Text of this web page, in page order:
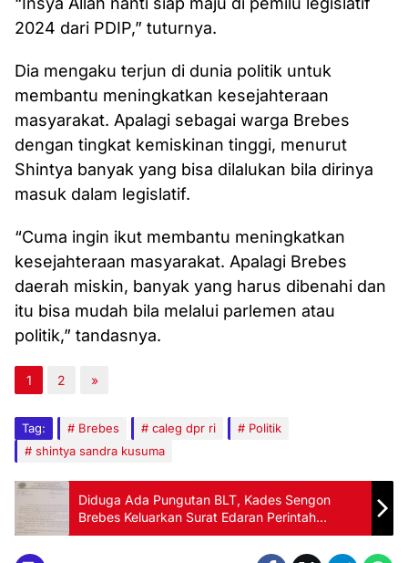
2024 dari PDIP,” tuturnya.
Dia mengaku terjun di dunia politik untuk
membantu meningkatkan kesejahteraan
masyarakat. Apalagi sebagai warga Brebes
dengan tingkat kemiskinan tinggi, menurut
Shintya banyak yang bisa dilalukan bila dirinya
masuk dalam legislatif.
“Cuma ingin ikut membantu meningkatkan
kesejahteraan masyarakat. Apalagi Brebes
daerah miskin, banyak yang harus dibenahi dan
itu bisa mudah bila melalui parlemen atau
politik,” tandasnya.
1 2 »
Tag: Brebes caleg dpr ri
Politik
shintya sandra kusuma
Diduga Ada Pungutan BLT, Kades Sengon
Brebes Keluarkan Surat Edaran Perintah
Pengembalian